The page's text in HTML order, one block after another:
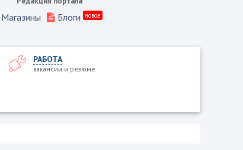
Магазины Блоги новое
РАБОТА
вакансии и резюме